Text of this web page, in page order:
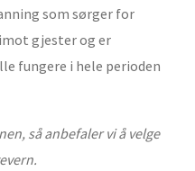
som sørger for
gjester og er
fungere i hele perioden
så anbefaler vi å velge